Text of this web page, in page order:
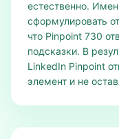
естественно.
сформулировать
что Pinpoint 730
подсказки. В
LinkedIn Pinpoint
элемент и не